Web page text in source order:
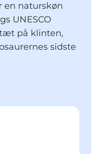
en naturskøn
UNESCO
på klinten,
sidste